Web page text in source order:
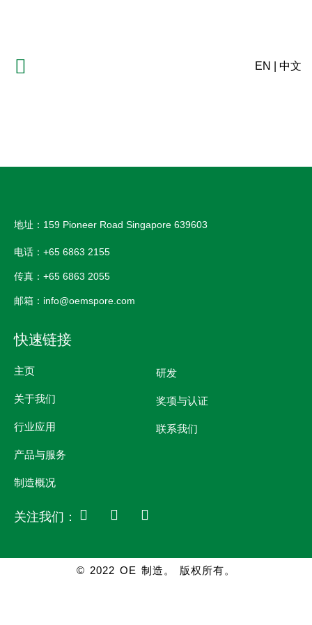
EN 中文
地址：159 Pioneer Road Singapore 639603
电话：+65 6863 2155
传真：+65 6863 2055
邮箱：info@oemspore.com
快速链接
主页
关于我们
行业应用
产品与服务
制造概况
研发
奖项与认证
联系我们
关注我们：
© 2022 OE 制造。 版权所有。